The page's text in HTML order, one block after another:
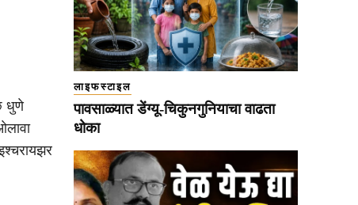
धुणे
लाइफस्टाइल
पावसाळ्यात डेंग्यू-चिकुनगुनियाचा वाढता
धोका